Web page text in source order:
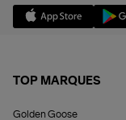
TOP MARQUES
Golden Goose